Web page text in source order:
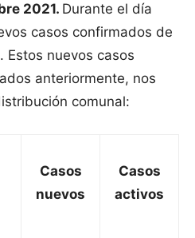
2021. Durante el día
casos confirmados de
Estos nuevos casos
anteriormente, nos
comunal:
Casos
nuevos
Casos
activos